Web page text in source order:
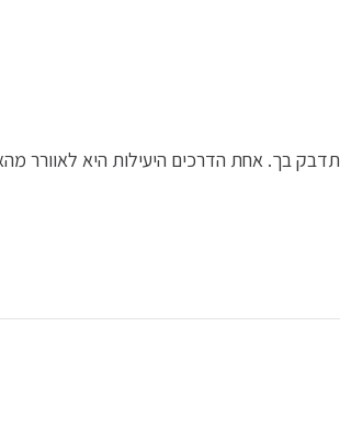
בך. אחת הדרכים היעילות היא לאוורר